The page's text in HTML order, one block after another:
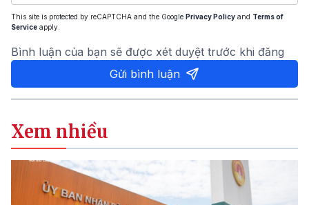
This site is protected by reCAPTCHA and the Google Privacy Policy and Terms of
Service apply.
Bình luận của bạn sẽ được xét duyệt trước khi đăng
Gửi bình luận
Xem nhiều